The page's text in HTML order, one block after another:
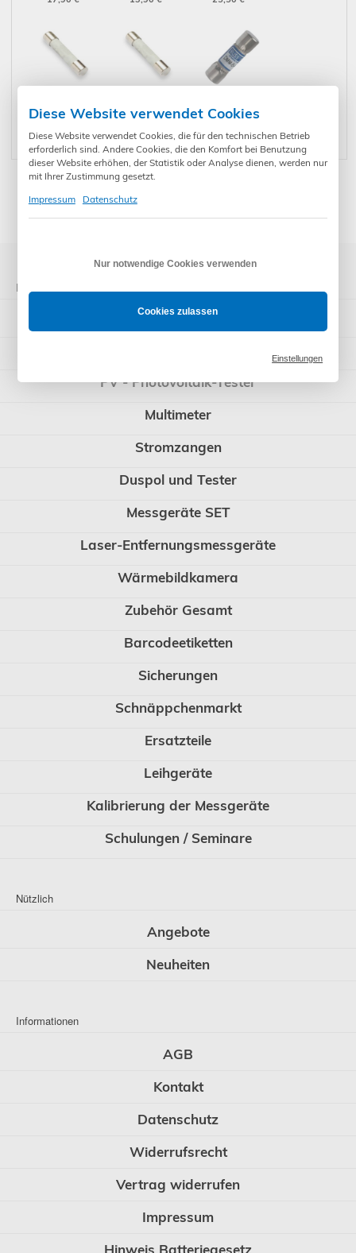
10-PV, MM 12
(10218772)
Sicherung 16A f.
(10019440)
5,20 € *
Sicherung 1A für
(749148)
4,60 € *
Sicherung
1, MM 10-1, MM
12 (10016655)
22,90 € *
* Preise inkl. gesetzl. Mehrwertsteuer zzgl. Versandkosten und ggf.
Kategorien
ST - Gerätetester
PV - Photovoltaik-Tester
Multimeter
Stromzangen
Duspol und Tester
Messgeräte SET
Laser-Entfernungsmessgeräte
Wärmebildkamera
Zubehör Gesamt
Barcodeetiketten
Sicherungen
Schnäppchenmarkt
Ersatzteile
Leihgeräte
Kalibrierung der Messgeräte
Schulungen / Seminare
Nützlich
Angebote
Neuheiten
Informationen
AGB
Kontakt
Datenschutz
Widerrufsrecht
Vertrag widerrufen
Impressum
Hinweis Batteriegesetz
Diese Website verwendet Cookies
Diese Website verwendet Cookies, die für den technischen Betrieb
erforderlich sind. Andere Cookies, die den Komfort bei Benutzung
dieser Website erhöhen, der Statistik oder Analyse dienen, werden nur
mit Ihrer Zustimmung gesetzt.
Impressum
Datenschutz
Nur notwendige Cookies verwenden
Cookies zulassen
Einstellungen